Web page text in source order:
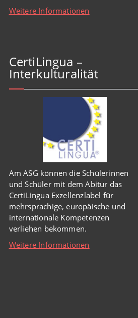
Weitere Informationen
CertiLingua –
Interkulturalität
Am ASG können die Schülerinnen
und Schüler mit dem Abitur das
CertiLingua Exzellenzlabel für
mehrsprachige, europäische und
internationale Kompetenzen
verliehen bekommen.
Weitere Informationen